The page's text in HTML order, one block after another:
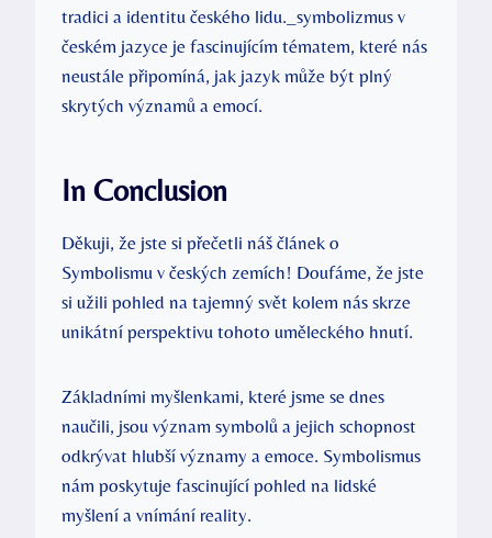
tradici a identitu českého lidu._symbolizmus v
českém jazyce je fascinujícím tématem, které nás
neustále připomíná, jak jazyk může být plný
skrytých významů a emocí.
In Conclusion
Děkuji, že jste si přečetli náš článek o
Symbolismu v českých zemích! Doufáme, že jste
si užili pohled na tajemný svět kolem nás skrze
unikátní perspektivu tohoto uměleckého hnutí.
Základními myšlenkami, které jsme se dnes
naučili, jsou význam symbolů a jejich schopnost
odkrývat hlubší významy a emoce. Symbolismus
nám poskytuje fascinující pohled na lidské
myšlení a vnímání reality.